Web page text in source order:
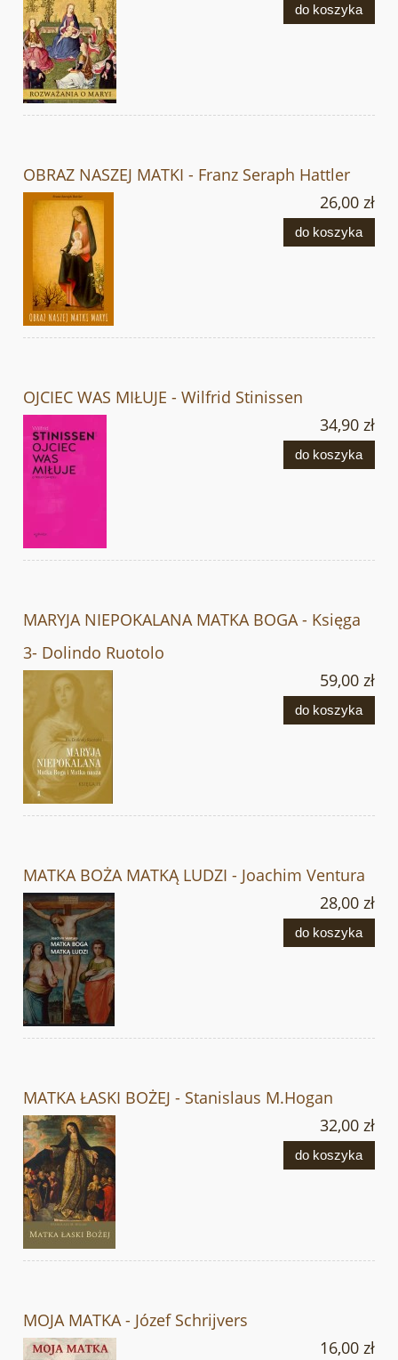
do koszyka
OBRAZ NASZEJ MATKI - Franz Seraph Hattler
26,00 zł
do koszyka
OJCIEC WAS MIŁUJE - Wilfrid Stinissen
34,90 zł
do koszyka
MARYJA NIEPOKALANA MATKA BOGA - Księga
3- Dolindo Ruotolo
59,00 zł
do koszyka
MATKA BOŻA MATKĄ LUDZI - Joachim Ventura
28,00 zł
do koszyka
MATKA ŁASKI BOŻEJ - Stanislaus M.Hogan
32,00 zł
do koszyka
MOJA MATKA - Józef Schrijvers
16,00 zł